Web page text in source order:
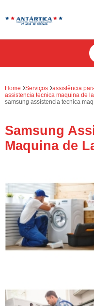
Home Serviços
assistência
assistencia tecnica maquina de
samsung assistencia tecnica
Samsung
Maquina de